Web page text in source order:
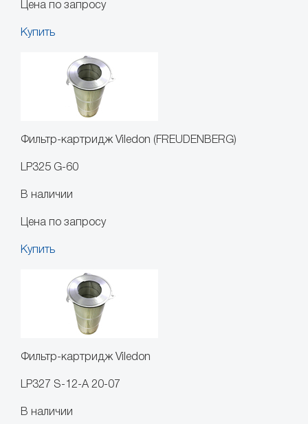
Цена по запросу
Купить
Фильтр-картридж Viledon (FREUDENBERG)
LP325 G-60
В наличии
Цена по запросу
Купить
Фильтр-картридж Viledon
LP327 S-12-A 20-07
В наличии